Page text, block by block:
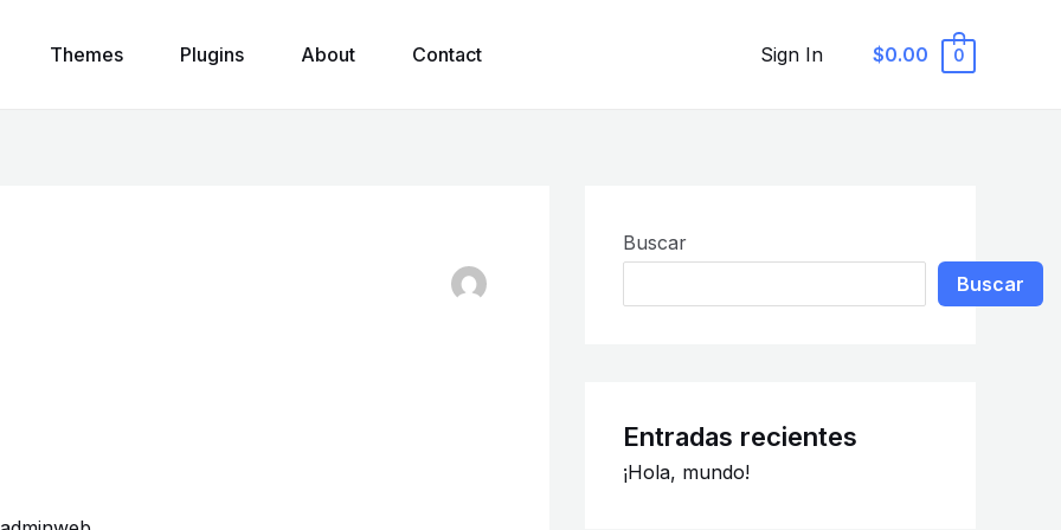
Themes Plugins About Contact Sign In $0.00 0
Buscar
Buscar
Entradas recientes
¡Hola, mundo!